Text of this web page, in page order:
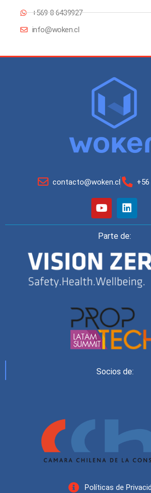
+569 8 6439927
info@woken.cl
contacto@woken.cl
Parte de:
Socios de:
Políticas de